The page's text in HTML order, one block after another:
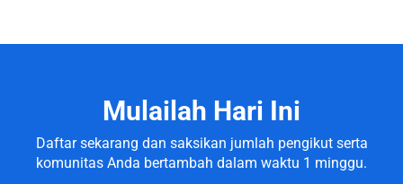
Mulailah Hari Ini
Daftar sekarang dan saksikan jumlah pengikut serta
komunitas Anda bertambah dalam waktu 1 minggu.